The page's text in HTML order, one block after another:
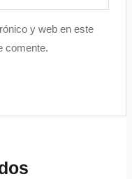
y web en este
comente.